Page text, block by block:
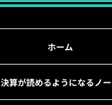
ホーム
決算が読めるようになるノ